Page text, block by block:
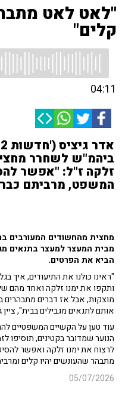
"לאט לאט
קלים"
04:11
ביהמ"ש לשחרר
זלקה ז"ל: "אפשר
המשפט, מרביתם
מחצית מהחשודים המעורבים
הביא את הפרטים.
"ראינו כולנו את התיעודים, איך
ותקפו את ימנו זלקה ואחד מהם
מוצקות, אבל אז דברים
אותם לתנאים מגבילים בבית", ציין
עוד טען על הקשיים המשפטיים
הנוער שמדובר בקטינים, תוסיפו
לרצוח את ימנו זלקה ואפשר
מתבהר שהעונשים יהיו קלים
05/07/2026